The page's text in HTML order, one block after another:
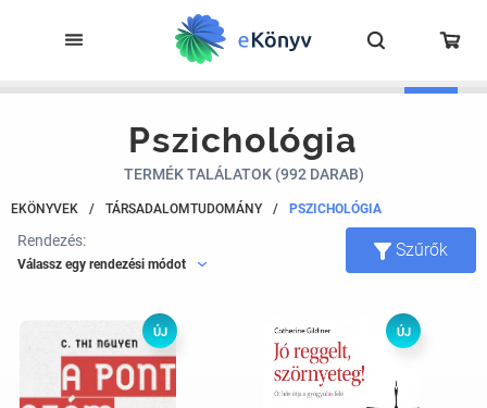
Pszichológia
TERMÉK TALÁLATOK (992 DARAB)
EKÖNYVEK / TÁRSADALOMTUDOMÁNY / PSZICHOLÓGIA
Rendezés:
Válassz egy rendezési módot
Szűrők
ÚJ ÚJ